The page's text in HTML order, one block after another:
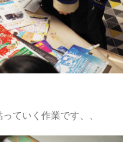
ていく作業です、、